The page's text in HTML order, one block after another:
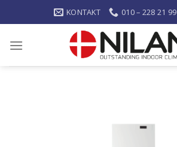
KONTAKT 010 – 228 21 99